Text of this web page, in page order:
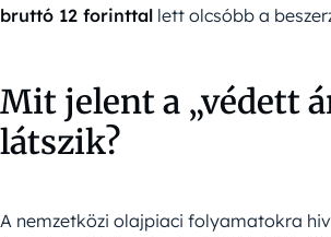
bruttó 12 forinttal lett olcsóbb a
Mit jelent a „védett
látszik?
A nemzetközi olajpiaci folyamatokra